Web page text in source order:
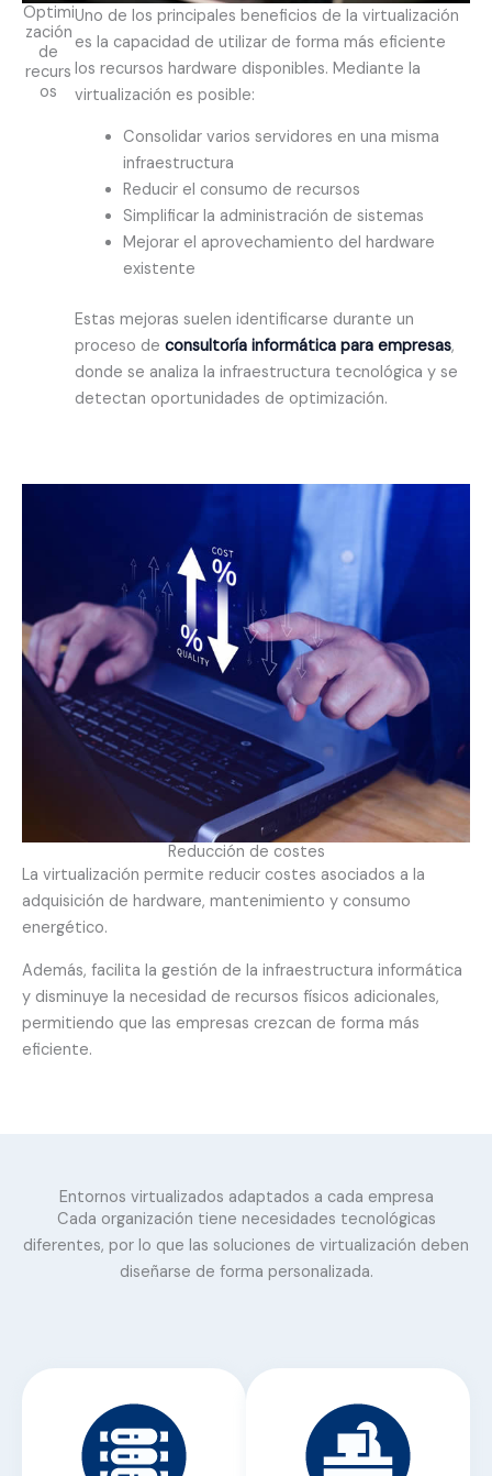
Optimi
zación
de
recurs
os
Uno de los principales beneficios de la virtualización
es la capacidad de utilizar de forma más eficiente
los recursos hardware disponibles. Mediante la
virtualización es posible:
Consolidar varios servidores en una misma
infraestructura
Reducir el consumo de recursos
Simplificar la administración de sistemas
Mejorar el aprovechamiento del hardware
existente
Estas mejoras suelen identificarse durante un
proceso deconsultoría informática para empresas,
donde se analiza la infraestructura tecnológica y se
detectan oportunidades de optimización.
Reducción de costes
La virtualización permite reducir costes asociados a la
adquisición de hardware, mantenimiento y consumo
energético.
Además, facilita la gestión de la infraestructura informática
y disminuye la necesidad de recursos físicos adicionales,
permitiendo que las empresas crezcan de forma más
eficiente.
Entornos virtualizados adaptados a cada empresa
Cada organización tiene necesidades tecnológicas
diferentes, por lo que las soluciones de virtualización deben
diseñarse de forma personalizada.